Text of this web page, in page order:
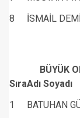
8
İSMAİL
BÜYÜK
SıraAdı Soyadı
1
BATUHAN